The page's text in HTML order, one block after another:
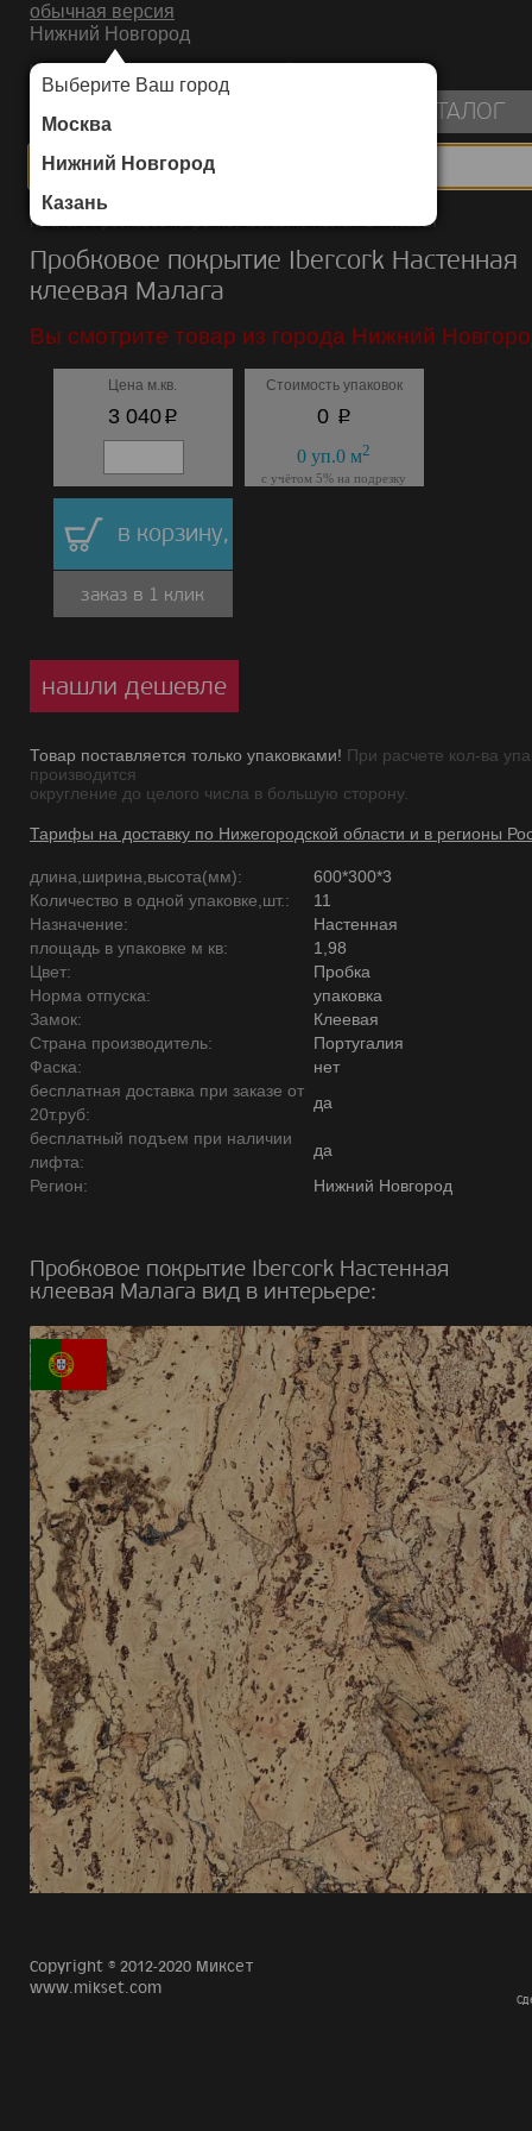
обычная версия
Нижний Новгород
Выберите Ваш город
Москва
Нижний Новгород
Казань
ИНТЕРНЕТ-МАГАЗИН НАПОЛЬНЫХ ПОКРЫТИЙ
КАТАЛОГ
Каталог/Пробковое покрытие/Ibercork/Настенная клеевая
Пробковое покрытие Ibercork Настенная
клеевая Малага
Вы смотрите товар из города Нижний
Цена м.кв.
3 040p
Стоимость упаковок
0 p
0 уп.0 м2
с учётом 5% на подрезку
в корзину,
заказ в 1 клик
нашли дешевле
Товар поставляется только упаковками! При расчете кол-ва
производится
округление до целого числа в большую сторону.
Тарифы на доставку по Нижегородской области и в регионы
длина,ширина,высота(мм):
600*300*3
Количество в одной упаковке,шт.:
11
Назначение:
Настенная
площадь в упаковке м кв:
1,98
Цвет:
Пробка
Норма отпуска:
упаковка
Замок:
Клеевая
Страна производитель:
Португалия
Фаска:
нет
бесплатная доставка при заказе от
20т.руб:
да
бесплатный подъем при наличии
лифта:
да
Регион:
Нижний Новгород
Пробковое покрытие Ibercork Настенная
клеевая Малага вид в интерьере:
Copyright © 2012-2020 Миксет
www.mikset.com